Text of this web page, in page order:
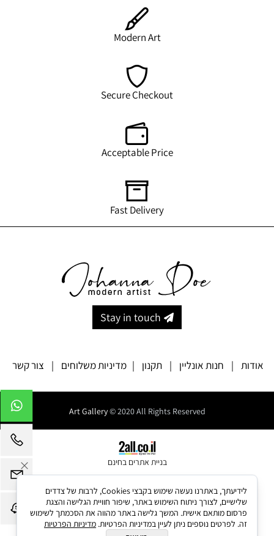
Modern Art
Secure Checkout
Acceptable Price
Fast Delivery
Stay in touch
אודות | חנות אונליין | תקנון | מדיניות משלוחים | צור קשר
Art Gallery© 2020 All Rights Reserved
בניית אתרים בחינם
לידיעתך, באתרנו נעשה שימוש בקבצי Cookies, לרבות של צדדים
שלישיים, לצורך ניתוח השימוש באתר, שיפור חוויית הגלישה והצגת
פרסום מותאם אישית. המשך גלישה באתר מהווה את הסכמתך לשימוש
זה. לפרטים נוספים ניתן לעיין במדיניות הפרטיות. מדיניות הפרטיות